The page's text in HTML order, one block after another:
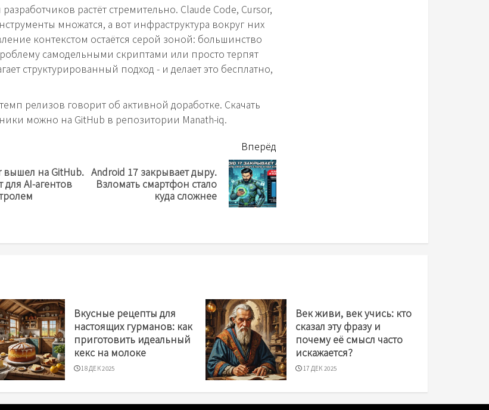
растёт стремительно. Claude Code, Cursor,
множатся, а вот инфраструктура вокруг них
контекстом остаётся серой зоной: большинство
самодельными скриптами или просто терпят
структурированный подход - и делает это бесплатно,
релизов говорит об активной доработке. Скачать
можно на GitHub в репозитории Manath-iq.
Предыдущая
вышел на GitHub.
для AI-агентов
Вперёд
Next
Android 17 закрывает дыру.
Взломать смартфон стало
куда сложнее
Вкусные рецепты для
настоящих гурманов: как
приготовить идеальный
кекс на молоке
18 ДЕК 2025
Век живи, век учись: кто
сказал эту фразу и
почему её смысл часто
искажается?
17 ДЕК 2025